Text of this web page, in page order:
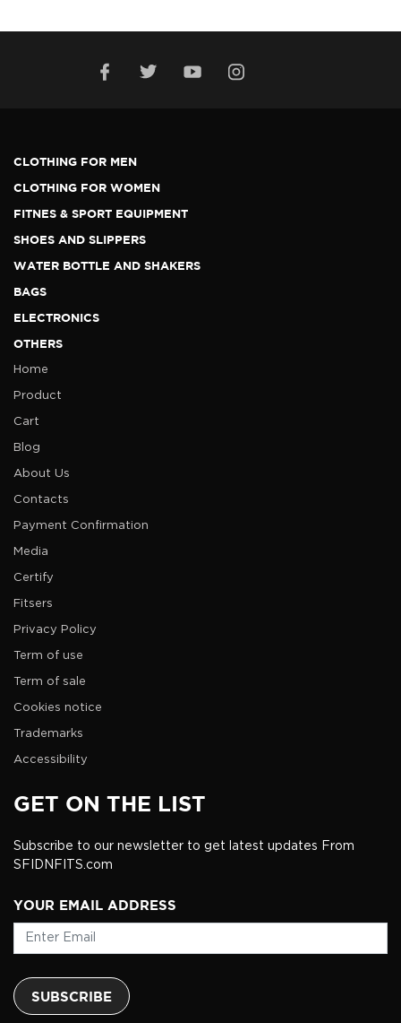
CLOTHING FOR MEN
CLOTHING FOR WOMEN
FITNES & SPORT EQUIPMENT
SHOES AND SLIPPERS
WATER BOTTLE AND SHAKERS
BAGS
ELECTRONICS
OTHERS
Home
Product
Cart
Blog
About Us
Contacts
Payment Confirmation
Media
Certify
Fitsers
Privacy Policy
Term of use
Term of sale
Cookies notice
Trademarks
Accessibility
GET ON THE LIST
Subscribe to our newsletter to get latest updates From
SFIDNFITS.com
YOUR EMAIL ADDRESS
SUBSCRIBE